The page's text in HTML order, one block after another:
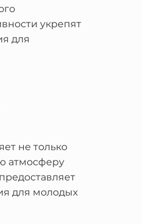
укрепят
для
не только
атмосферу
для молодых